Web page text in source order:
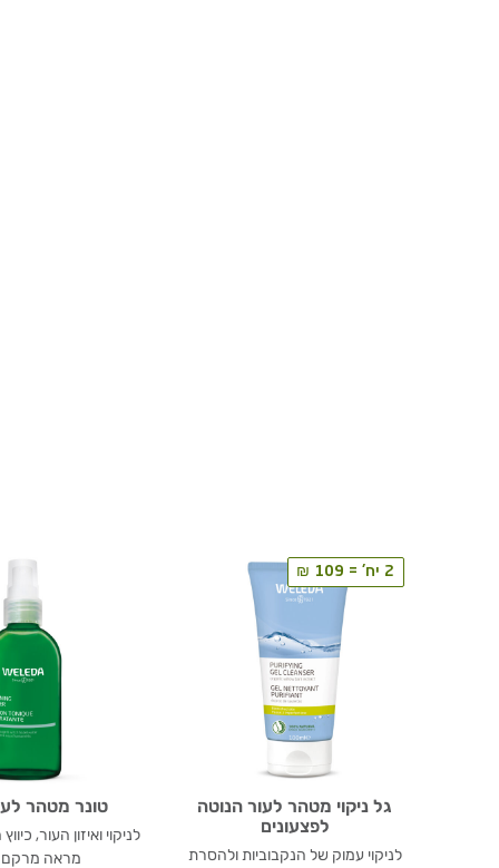
2 יח' = 109 ₪
גל ניקוי מטהר לעור הנוטה
לפצעונים
לניקוי עמוק של הנקבוביות ולהסרת
טונר מטהר
לניקוי ואיזון העור,
מראה מרקם